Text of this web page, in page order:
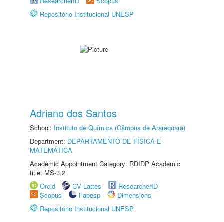
Repositório Institucional UNESP
Adriano dos Santos
School: Instituto de Química (Câmpus de Araraquara)
Department: DEPARTAMENTO DE FÍSICA E
MATEMÁTICA
Academic Appointment Category: RDIDP Academic
title: MS-3.2
Orcid
CV Lattes
ResearcherID
Scopus
Fapesp
Dimensions
Repositório Institucional UNESP